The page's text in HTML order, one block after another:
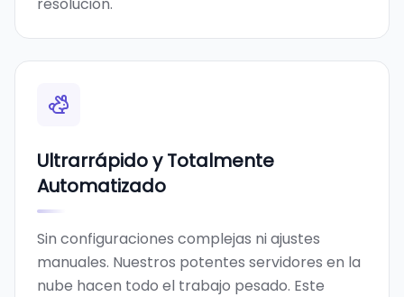
Ultrarrápido y Totalmente
Automatizado
Sin configuraciones complejas ni ajustes
manuales. Nuestros potentes servidores en la
nube hacen todo el trabajo pesado. Este